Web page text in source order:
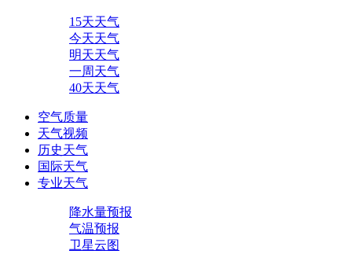
15天天气
今天天气
明天天气
一周天气
40天天气
空气质量
天气视频
历史天气
国际天气
专业天气
降水量预报
气温预报
卫星云图